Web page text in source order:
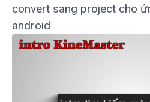
convert sang project cho
android